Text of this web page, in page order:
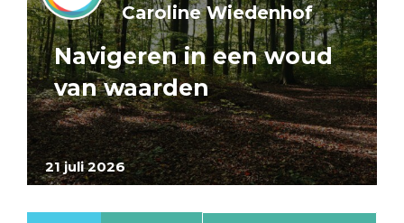
21 juli 2026
Caroline Wiedenhof
Navigeren in een woud
van waarden